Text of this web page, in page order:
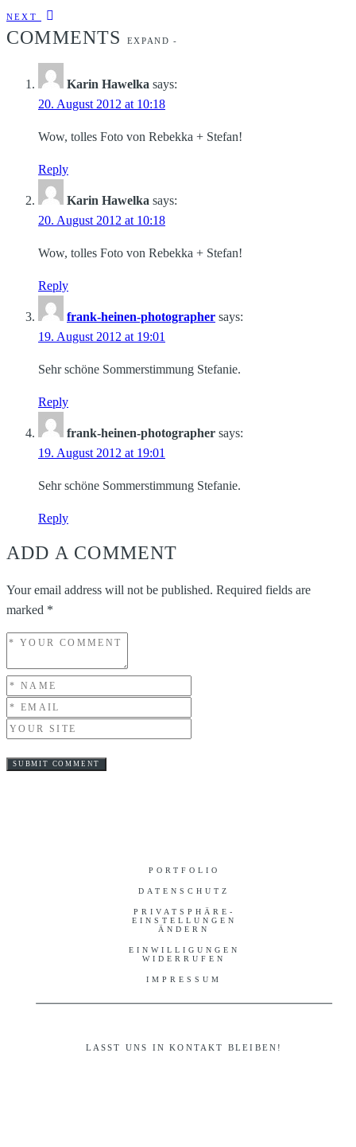
NEXT
COMMENTS EXPAND -
Karin Hawelka says:
20. August 2012 at 10:18
Wow, tolles Foto von Rebekka + Stefan!
Reply
Karin Hawelka says:
20. August 2012 at 10:18
Wow, tolles Foto von Rebekka + Stefan!
Reply
frank-heinen-photographer says:
19. August 2012 at 19:01
Sehr schöne Sommerstimmung Stefanie.
Reply
frank-heinen-photographer says:
19. August 2012 at 19:01
Sehr schöne Sommerstimmung Stefanie.
Reply
ADD A COMMENT
Your email address will not be published. Required fields are
marked *
PORTFOLIO
DATENSCHUTZ
PRIVATSPHÄRE-
EINSTELLUNGEN
ÄNDERN
EINWILLIGUNGEN
WIDERRUFEN
IMPRESSUM
LASST UNS IN KONTAKT BLEIBEN!